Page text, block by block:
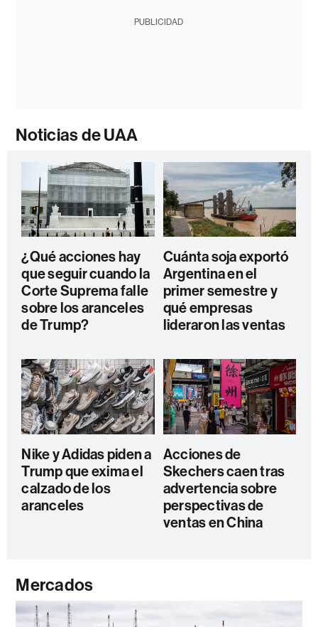
PUBLICIDAD
Noticias de UAA
¿Qué acciones hay
que seguir cuando la
Corte Suprema falle
sobre los aranceles
de Trump?
Cuánta soja exportó
Argentina en el
primer semestre y
qué empresas
lideraron las ventas
Nike y Adidas piden a
Trump que exima el
calzado de los
aranceles
Acciones de
Skechers caen tras
advertencia sobre
perspectivas de
ventas en China
Mercados